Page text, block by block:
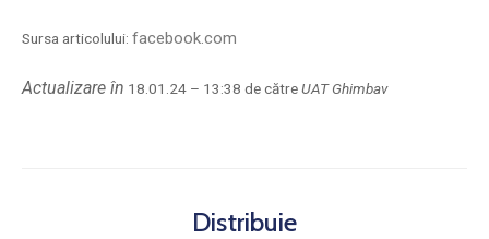
Sursa articolului: facebook.com
Actualizare în 18.01.24 – 13:38 de cătreUAT Ghimbav
Distribuie